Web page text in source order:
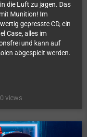
die Luft zu jagen. Das
Munition! Im
gepresste CD, ein
Case, alles im
und kann auf
abgespielt werden.
views